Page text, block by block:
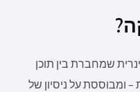
שמחברת בין תוכן
– ומבוססת על ניסיון של